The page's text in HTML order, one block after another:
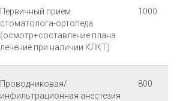
Первичный прием
стоматолога-ортопеда
(осмотр+составление плана
лечение при наличии КЛКТ)
1000
Проводниковая/
инфильтрационная анестезия
800